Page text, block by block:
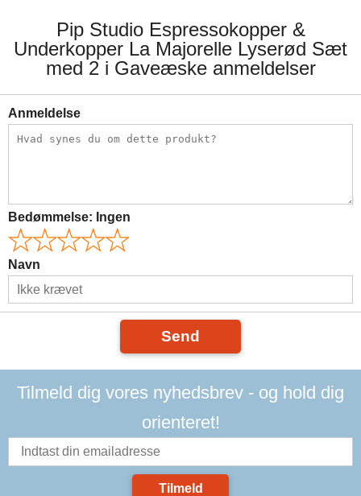
Pip Studio Espressokopper &
Underkopper La Majorelle Lyserød Sæt
med 2 i Gaveæske anmeldelser
Anmeldelse
Bedømmelse: Ingen
Navn
Send
Tilmeld dig vores nyhedsbrev - og hold dig
orienteret!
Tilmeld